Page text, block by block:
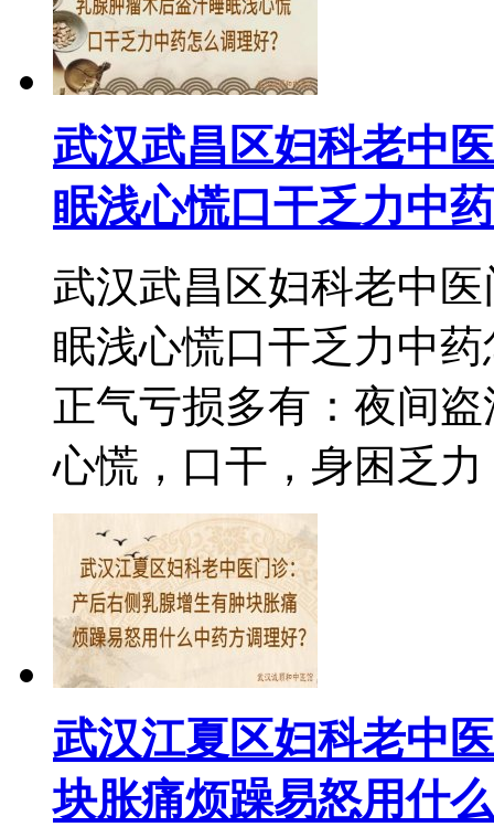
武汉武昌区妇科老中
眠浅心慌口干乏力中药
武汉武昌区妇科老中
眠浅心慌口干乏力中
正气亏损多有：夜间
心慌，口干，身困乏力
武汉江夏区妇科老中
块胀痛烦躁易怒用什么